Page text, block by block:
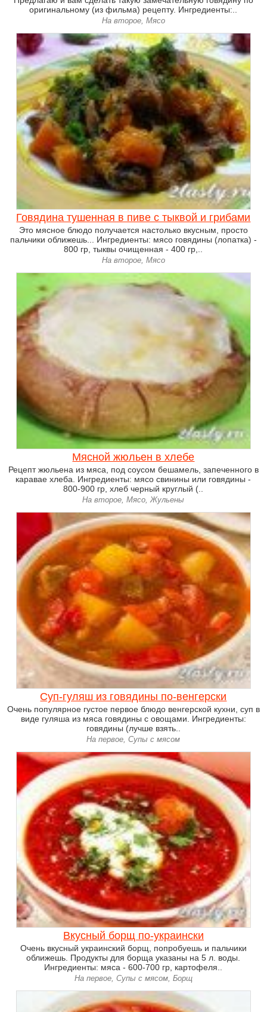
оригинальному (из фильма) рецепту. Ингредиенты:..
На второе, Мясо
Говядина тушенная в пиве с тыквой и грибами
Это мясное блюдо получается настолько вкусным, просто
пальчики оближешь... Ингредиенты: мясо говядины (лопатка) -
800 гр, тыквы очищенная - 400 гр,..
На второе, Мясо
Мясной жюльен в хлебе
Рецепт жюльена из мяса, под соусом бешамель, запеченного в
каравае хлеба. Ингредиенты: мясо свинины или говядины -
800-900 гр, хлеб черный круглый (..
На второе, Мясо, Жульены
Суп-гуляш из говядины по-венгерски
Очень популярное густое первое блюдо венгерской кухни, суп в
виде гуляша из мяса говядины с овощами. Ингредиенты:
говядины (лучше взять..
На первое, Супы с мясом
Вкусный борщ по-украински
Очень вкусный украинский борщ, попробуешь и пальчики
оближешь. Продукты для борща указаны на 5 л. воды.
Ингредиенты: мяса - 600-700 гр, картофеля..
На первое, Супы с мясом, Борщ